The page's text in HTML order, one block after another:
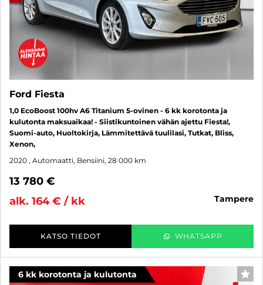
Ford Fiesta
1,0 EcoBoost 100hv A6 Titanium 5-ovinen - 6 kk korotonta ja
kulutonta maksuaikaa! - Siistikuntoinen vähän ajettu Fiesta!,
Suomi-auto, Huoltokirja, Lämmitettävä tuulilasi, Tutkat, Bliss,
Xenon,
2020 , Automaatti, Bensiini, 28 000 km
13 780 €
alk. 164 € / kk
tampere
KATSO TIEDOT WHATSAPP
6 kk korotonta ja kulutonta